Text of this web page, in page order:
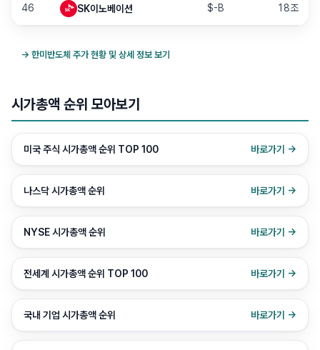
46 SK이노베이션 $-B 18조
→ 한미반도체 주가 현황 및 상세 정보 보기
시가총액 순위 모아보기
미국 주식 시가총액 순위 TOP 100 바로가기 →
나스닥 시가총액 순위 바로가기 →
NYSE 시가총액 순위 바로가기 →
전세계 시가총액 순위 TOP 100 바로가기 →
국내 기업 시가총액 순위 바로가기 →